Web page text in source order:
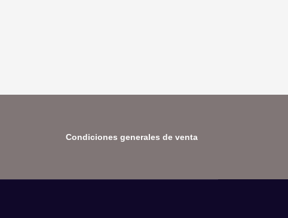
Condiciones generales de venta